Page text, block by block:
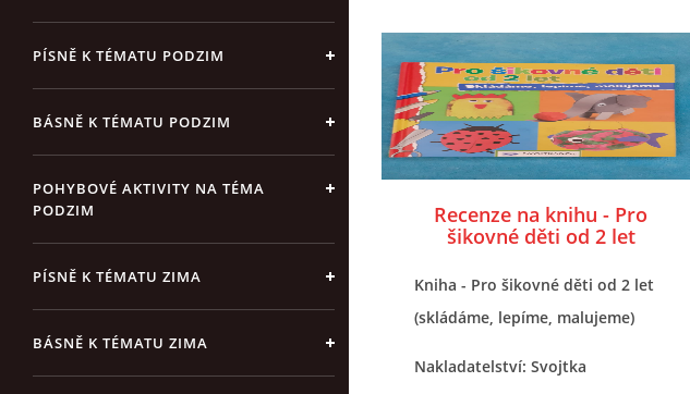
PÍSNĚ K TÉMATU PODZIM
BÁSNĚ K TÉMATU PODZIM
POHYBOVÉ AKTIVITY NA TÉMA
PODZIM
PÍSNĚ K TÉMATU ZIMA
BÁSNĚ K TÉMATU ZIMA
Recenze na knihu - Pro
šikovné děti od 2 let
Kniha - Pro šikovné děti od 2 let
(skládáme, lepíme, malujeme)
Nakladatelství: Svojtka